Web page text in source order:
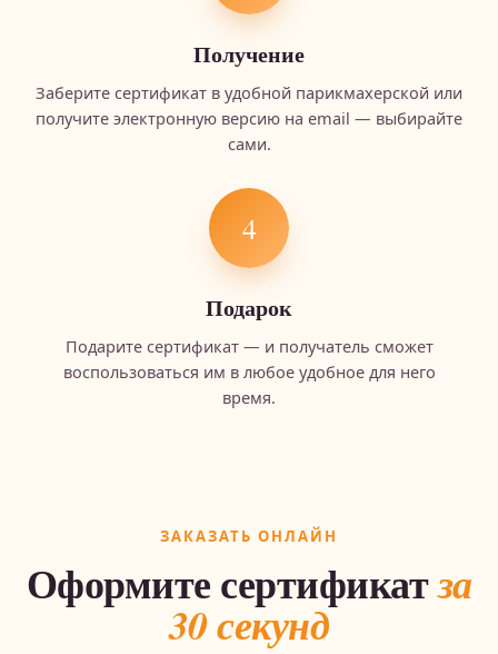
Получение
Заберите сертификат в удобной парикмахерской или
получите электронную версию на email — выбирайте
сами.
4
Подарок
Подарите сертификат — и получатель сможет
воспользоваться им в любое удобное для него
время.
ЗАКАЗАТЬ ОНЛАЙН
Оформите сертификатза
30 секунд